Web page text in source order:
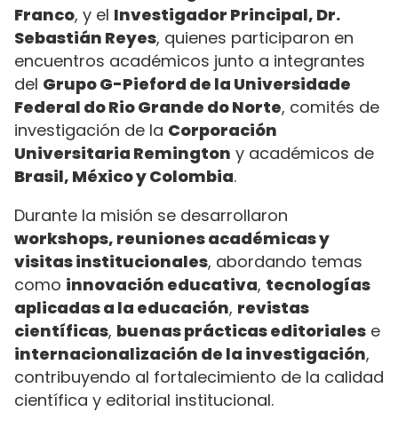
Franco, y el Investigador Principal, Dr.
Sebastián Reyes, quienes participaron en
encuentros académicos junto a integrantes
del Grupo G-Pieford de la Universidade
Federal do Rio Grande do Norte, comités de
investigación de la Corporación
Universitaria Remington y académicos de
Brasil, México y Colombia.
Durante la misión se desarrollaron
workshops, reuniones académicas y
visitas institucionales, abordando temas
como innovación educativa, tecnologías
aplicadas a la educación, revistas
científicas, buenas prácticas editoriales e
internacionalización de la investigación,
contribuyendo al fortalecimiento de la calidad
científica y editorial institucional.